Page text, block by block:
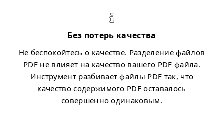
Без потерь качества
Не беспокойтесь о качестве. Разделение файлов
PDF не влияет на качество вашего PDF файла.
Инструмент разбивает файлы PDF так, что
качество содержимого PDF оставалось
совершенно одинаковым.